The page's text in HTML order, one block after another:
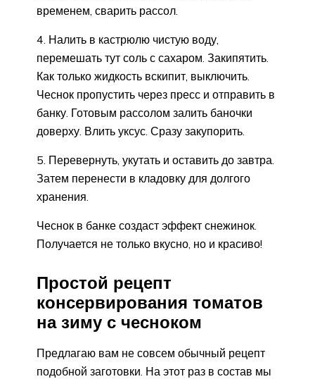
временем, сварить рассол.
4. Налить в кастрюлю чистую воду,
перемешать тут соль с сахаром. Закипятить.
Как только жидкость вскипит, выключить.
Чеснок пропустить через пресс и отправить в
банку. Готовым рассолом залить баночки
доверху. Влить уксус. Сразу закупорить.
5. Перевернуть, укутать и оставить до завтра.
Затем перенести в кладовку для долгого
хранения.
Чеснок в банке создаст эффект снежинок.
Получается не только вкусно, но и красиво!
Простой рецепт
консервирования томатов
на зиму с чесноком
Предлагаю вам не совсем обычный рецепт
подобной заготовки. На этот раз в состав мы